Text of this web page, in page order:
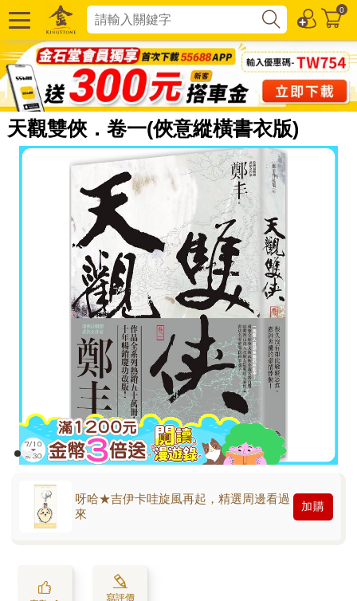
0
天觀雙俠．卷一(俠意縱橫書衣版)
呀哈★吉伊卡哇旋風再起，精選周邊看過
來
加購
寫評價